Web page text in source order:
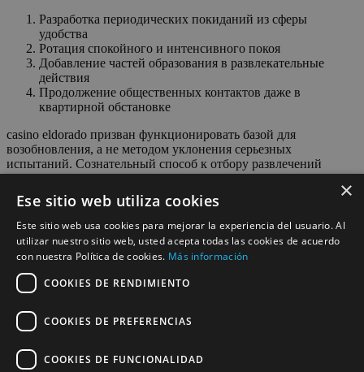
Разработка периодических покиданий из сферы
удобства
Ротация спокойного и интенсивного покоя
Добавление частей образования в развлекательные
действия
Продолжение общественных контактов даже в
квартирной обстановке
casino eldorado призван функционировать базой для
возобновления, а не методом уклонения серьезных
испытаний. Сознательный способ к отбору развлечений
гармонии и готовность систематически отправляться за
лимиты привычного.
Специалисты по психике предлагают применять норму 80/20:
80% промежутка допустимо посвящать комфортным и
инновационных ощущений и испытаний. Данный способ
предоставляет приобретать предельное число пользы от
расслабления, не подвергая опасности при этом частным
{развитием|ростом|прогрессом|совершенствован
Todos los derechos reservados
×
Ese sitio web utiliza cookies
Este sitio web usa cookies para mejorar la experiencia del usuario. Al
utilizar nuestro sitio web, usted acepta todas las cookies de acuerdo
con nuestra Política de cookies. Más información
COOKIES DE RENDIMIENTO
COOKIES DE PREFERENCIAS
COOKIES DE FUNCIONALIDAD